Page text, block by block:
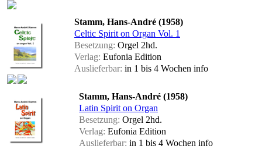
Stamm, Hans-André (1958)
Celtic Spirit on Organ Vol. 1
Besetzung: Orgel 2hd.
Verlag: Eufonia Edition
Auslieferbar: in 1 bis 4 Wochen info
Stamm, Hans-André (1958)
Latin Spirit on Organ
Besetzung: Orgel 2hd.
Verlag: Eufonia Edition
Auslieferbar: in 1 bis 4 Wochen info